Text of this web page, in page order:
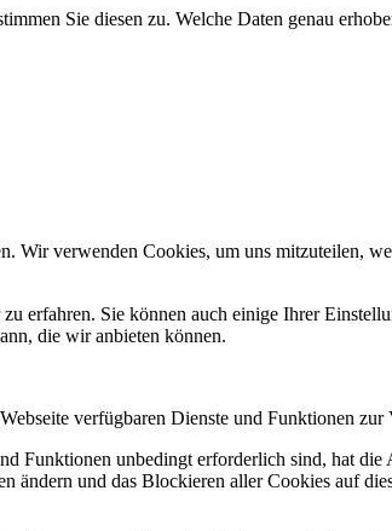
Sie diesen zu. Welche Daten genau
Wir verwenden Cookies, um uns mitzuteilen,
erfahren. Sie können auch einige Ihrer
die wir anbieten können.
verfügbaren Dienste und Funktionen zur
Funktionen unbedingt erforderlich sind, hat
ändern und das Blockieren aller Cookies auf